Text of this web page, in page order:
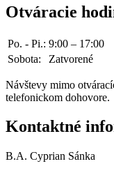
Otváracie
Po. - Pi.: 9:00 – 17:00
Sobota:
Zatvorené
Návštevy mimo
telefonickom dohovore.
Kontaktné
B.A. Cyprian Sánka